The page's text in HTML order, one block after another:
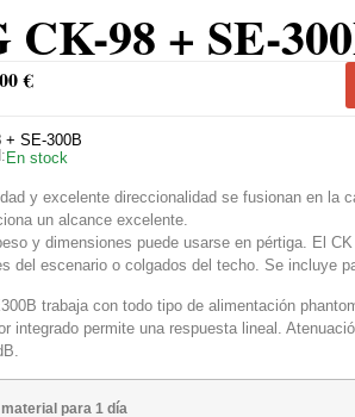
CK-98 + SE-
€
+ SE-300B
En stock
y excelente direccionalidad se fusionan en la
un alcance excelente.
y dimensiones puede usarse en pértiga. El
del escenario o colgados del techo. Se incluye
trabaja con todo tipo de alimentación
integrado permite una respuesta lineal.
para 1 día